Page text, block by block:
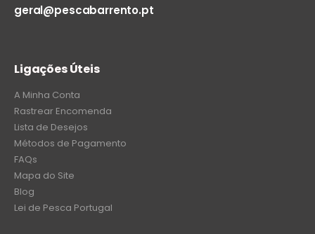
geral@pescabarrento.pt
Ligações Úteis
A Minha Conta
Rastrear Encomenda
Lista de Desejos
Métodos de Pagamento
FAQs
Mapa do Site
Blog
Lei de Pesca Portugal